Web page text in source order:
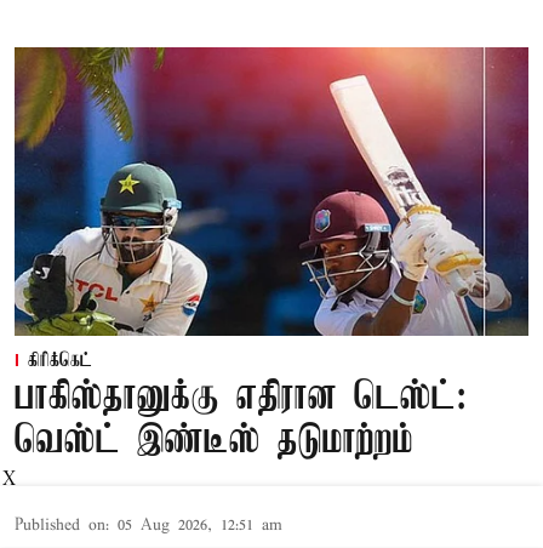
கிரிக்கெட்
பாகிஸ்தானுக்கு எதிரான டெஸ்ட்:
வெஸ்ட் இண்டீஸ் தடுமாற்றம்
Published on: 05 Aug 2026, 12:51 am
X